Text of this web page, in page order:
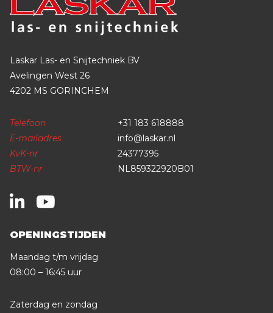
Laskar Las- en Snijtechniek BV
Avelingen West 26
4202 MS GORINCHEM
Telefoon
+31 183 618888
E-mailadres
info@laskar.nl
KvK-nr
24377395
BTW-nr
NL859322920B01
OPENINGSTIJDEN
Maandag t/m vrijdag
08:00 – 16:45 uur
Zaterdag en zondag